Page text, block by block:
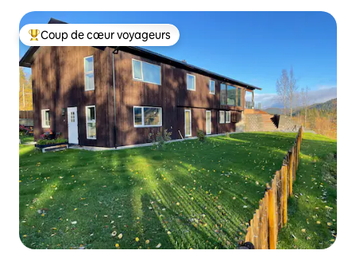
Coups de cœur voyageurs les plus appréciés
Coup de cœur voyageurs